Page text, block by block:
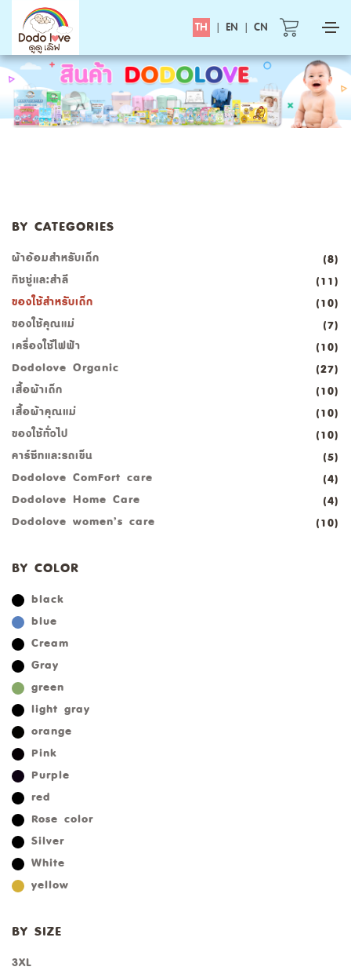
TH | EN | CN
BY CATEGORIES
ผ้าอ้อมสำหรับเด็ก
(8)
ทิชชู่และสำลี
(11)
ของใช้สำหรับเด็ก
(10)
ของใช้คุณแม่
(7)
เครื่องใช้ไฟฟ้า
(10)
Dodolove Organic
(27)
เสื้อผ้าเด็ก
(10)
เสื้อผ้าคุณแม่
(10)
ของใช้ทั่วไป
(10)
คาร์ซีทและรถเข็น
(5)
Dodolove ComFort care
(4)
Dodolove Home Care
(4)
Dodolove women’s care
(10)
BY COLOR
black
blue
Cream
Gray
green
light gray
orange
Pink
Purple
red
Rose color
Silver
White
yellow
BY SIZE
3XL